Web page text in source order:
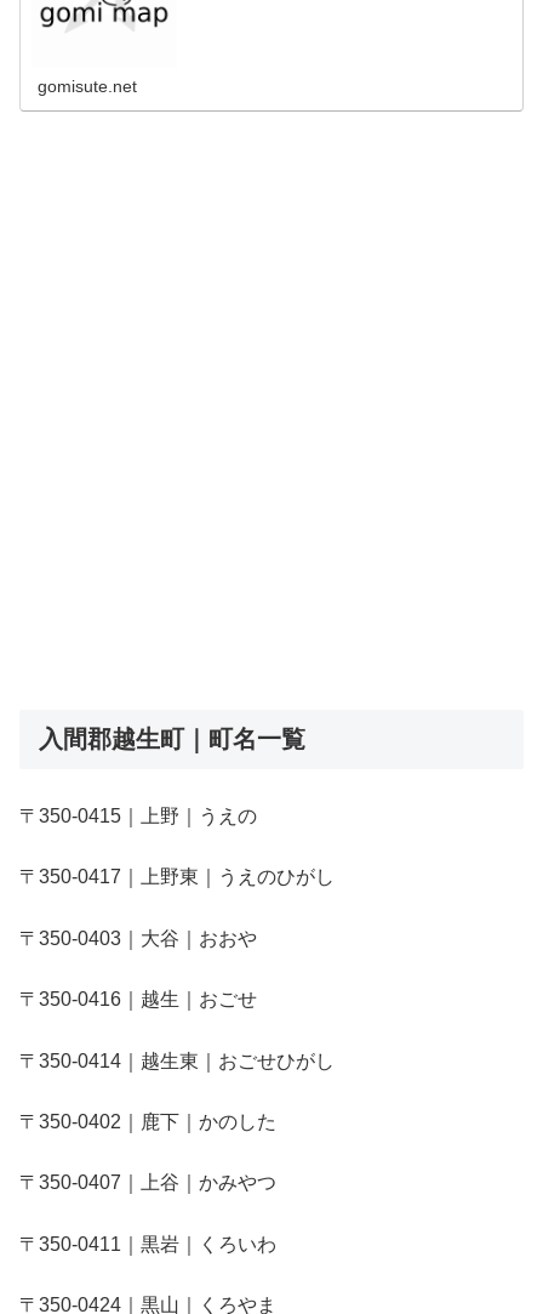
gomisute.net
入間郡越生町｜町名一覧
〒350-0415｜上野｜うえの
〒350-0417｜上野東｜うえのひがし
〒350-0403｜大谷｜おおや
〒350-0416｜越生｜おごせ
〒350-0414｜越生東｜おごせひがし
〒350-0402｜鹿下｜かのした
〒350-0407｜上谷｜かみやつ
〒350-0411｜黒岩｜くろいわ
〒350-0424｜黒山｜くろやま